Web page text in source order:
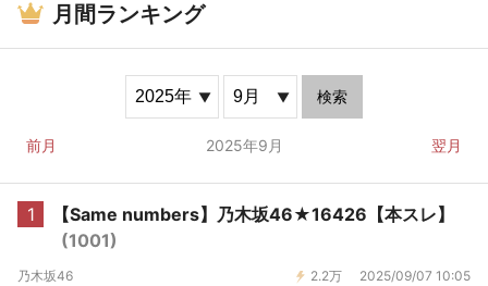
月間ランキング
検索
前月 2025年9月 翌月
1
【Same numbers】乃木坂46★16426【本スレ】
(1001)
2.2万 2025/09/07 10:05
乃木坂46